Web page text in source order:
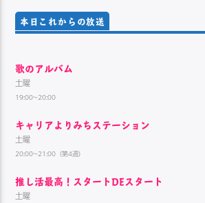
本日これからの放送
歌のアルバム
土曜
19:00~20:00
キャリアよりみちステーション
土曜
20:00~21:00（第4週）
推し活最高！スタートDEスタート
土曜